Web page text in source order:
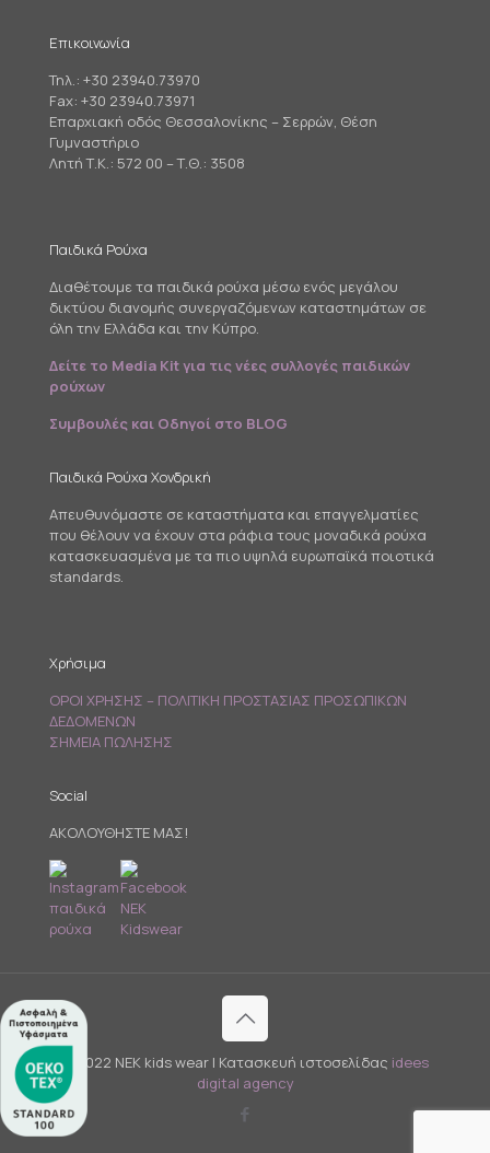
Επικοινωνία
Τηλ.: +30 23940.73970
Fax: +30 23940.73971
Επαρχιακή οδός Θεσσαλονίκης – Σερρών, Θέση
Γυμναστήριο
Λητή Τ.Κ.: 572 00 – Τ.Θ.: 3508
Παιδικά Ρούχα
Διαθέτουμε τα παιδικά ρούχα μέσω ενός μεγάλου
δικτύου διανομής συνεργαζόμενων καταστημάτων σε
όλη την Ελλάδα και την Κύπρο.
Δείτε το Media Kit για τις νέες συλλογές παιδικών
ρούχων
Συμβουλές και Οδηγοί στο BLOG
Παιδικά Ρούχα Χονδρική
Απευθυνόμαστε σε καταστήματα και επαγγελματίες
που θέλουν να έχουν στα ράφια τους μοναδικά ρούχα
κατασκευασμένα με τα πιο υψηλά ευρωπαϊκά ποιοτικά
standards.
Χρήσιμα
ΟΡΟΙ ΧΡΗΣΗΣ – ΠΟΛΙΤΙΚΗ ΠΡΟΣΤΑΣΙΑΣ ΠΡΟΣΩΠΙΚΩΝ
ΔΕΔΟΜΕΝΩΝ
ΣΗΜΕΙΑ ΠΩΛΗΣΗΣ
Social
ΑΚΟΛΟΥΘΗΣΤΕ ΜΑΣ!
© 2022 NEK kids wear | Κατασκευή ιστοσελίδας idees
digital agency